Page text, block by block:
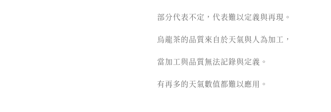
部分代表不定，代表難以定義與再現。
烏龍茶的品質來自於天氣與人為加工，
當加工與品質無法記錄與定義。
有再多的天氣數值都難以應用。